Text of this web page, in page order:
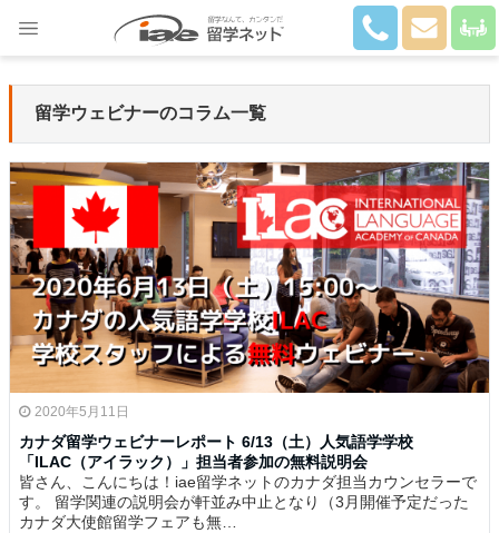
留学ウェビナーのコラム一覧
2020年5月11日
カナダ留学ウェビナーレポート 6/13（土）人気語学学校
「ILAC（アイラック）」担当者参加の無料説明会
皆さん、こんにちは！iae留学ネットのカナダ担当カウンセラーで
す。 留学関連の説明会が軒並み中止となり（3月開催予定だった
カナダ大使館留学フェアも無…